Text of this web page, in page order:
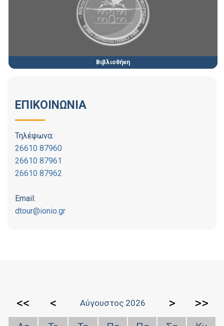
Βιβλιοθήκη
ΕΠΙΚΟΙΝΩΝΙΑ
Τηλέφωνα:
26610 87960
26610 87961
26610 87962
Email:
dtour@ionio.gr
<< < Αύγουστος 2026 > >>